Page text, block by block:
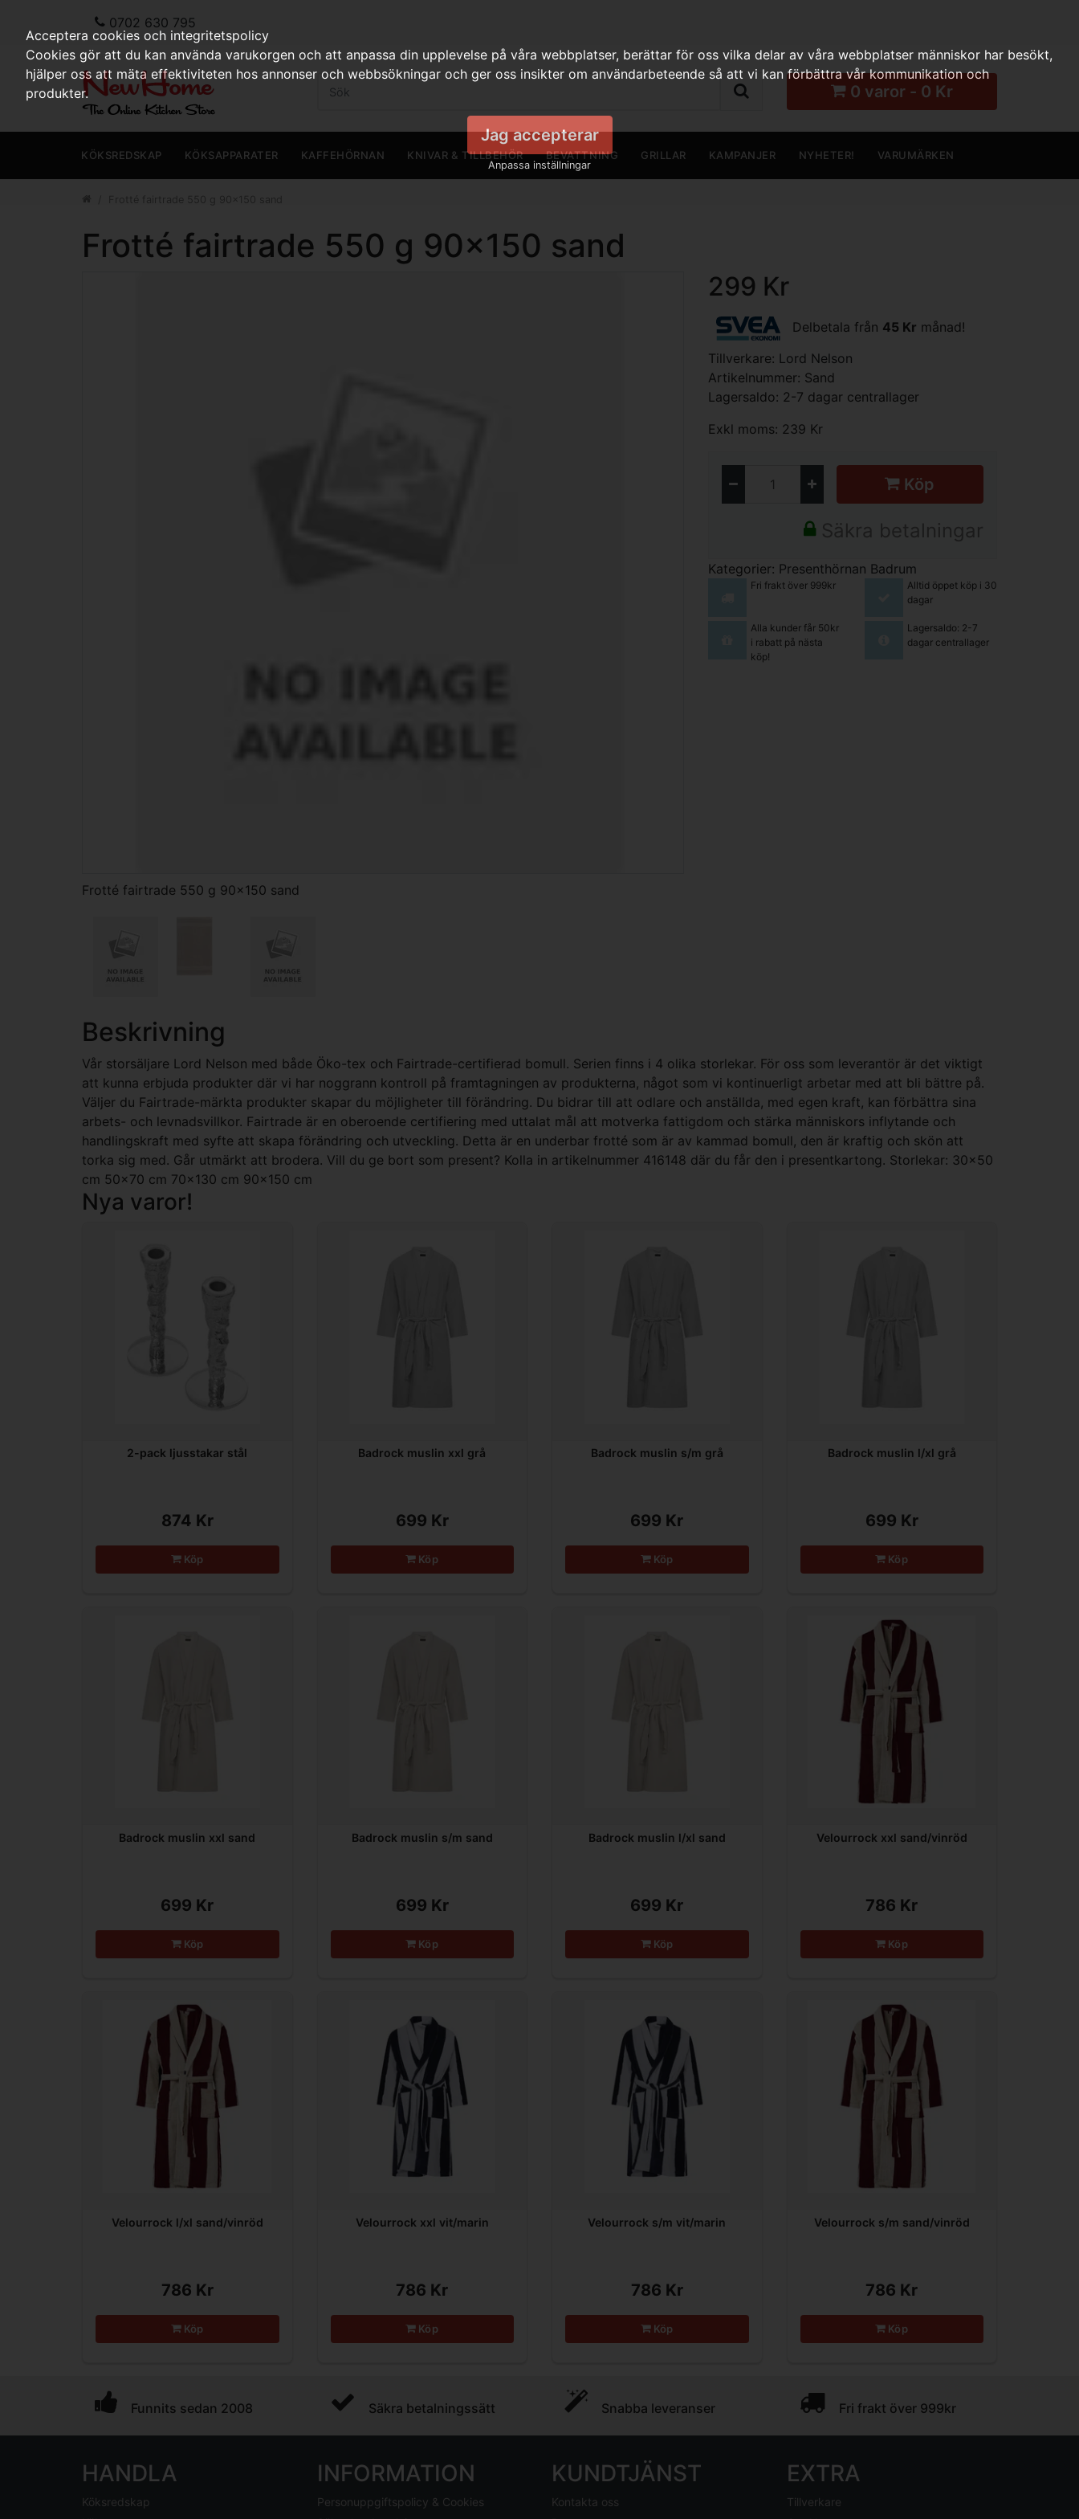
0702 630 795
0 varor - 0 Kr
KÖKSREDSKAP KÖKSAPPARATER KAFFEHÖRNAN KNIVAR & TILLBEHÖR BEVATTNING GRILLAR KAMPANJER NYHETER! VARUMÄRKEN
Frotté fairtrade 550 g 90x150 sand
Frotté fairtrade 550 g 90x150 sand
299 Kr
Delbetala från 45 Kr månad!
Tillverkare: Lord Nelson
Artikelnummer: Sand
Lagersaldo: 2-7 dagar centrallager
Exkl moms: 239 Kr
Köp
Säkra betalningar
Kategorier: Presenthörnan Badrum
Fri frakt över 999kr
Alltid öppet köp i 30
dagar
Alla kunder får 50kr
i rabatt på nästa
köp!
Lagersaldo: 2-7
dagar centrallager
Beskrivning
Vår storsäljare Lord Nelson med både Öko-tex och Fairtrade-certifierad bomull. Serien finns i 4 olika storlekar. För oss som leverantör är det viktigt
att kunna erbjuda produkter där vi har noggrann kontroll på framtagningen av produkterna, något som vi kontinuerligt arbetar med att bli bättre på.
Väljer du Fairtrade-märkta produkter skapar du möjligheter till förändring. Du bidrar till att odlare och anställda, med egen kraft, kan förbättra sina
arbets- och levnadsvillkor. Fairtrade är en oberoende certifiering med uttalat mål att motverka fattigdom och stärka människors inflytande och
handlingskraft med syfte att skapa förändring och utveckling. Detta är en underbar frotté som är av kammad bomull, den är kraftig och skön att
torka sig med. Går utmärkt att brodera. Vill du ge bort som present? Kolla in artikelnummer 416148 där du får den i presentkartong. Storlekar: 30x50
cm 50x70 cm 70x130 cm 90x150 cm
Nya varor!
2-pack ljusstakar stål
874 Kr
Köp
Badrock muslin xxl grå
699 Kr
Köp
Badrock muslin s/m grå
699 Kr
Köp
Badrock muslin l/xl grå
699 Kr
Köp
Badrock muslin xxl sand
699 Kr
Köp
Badrock muslin s/m sand
699 Kr
Köp
Badrock muslin l/xl sand
699 Kr
Köp
Velourrock xxl sand/vinröd
786 Kr
Köp
Velourrock l/xl sand/vinröd
786 Kr
Köp
Velourrock xxl vit/marin
786 Kr
Köp
Velourrock s/m vit/marin
786 Kr
Köp
Velourrock s/m sand/vinröd
786 Kr
Köp
Funnits sedan 2008 Säkra betalningssätt Snabba leveranser Fri frakt över 999kr
HANDLA
Köksredskap
INFORMATION
Personuppgiftspolicy & Cookies
KUNDTJÄNST
Kontakta oss
EXTRA
Tillverkare
Acceptera cookies och integritetspolicy
Cookies gör att du kan använda varukorgen och att anpassa din upplevelse på våra webbplatser, berättar för oss vilka delar av våra webbplatser människor har besökt,
hjälper oss att mäta effektiviteten hos annonser och webbsökningar och ger oss insikter om användarbeteende så att vi kan förbättra vår kommunikation och
produkter.
Jag accepterar
Anpassa inställningar